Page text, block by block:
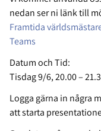
nedan ser ni länk till
Framtida
Teams
Datum och Tid:
Tisdag 9/6, 20.00 –
Logga gärna in några
att starta